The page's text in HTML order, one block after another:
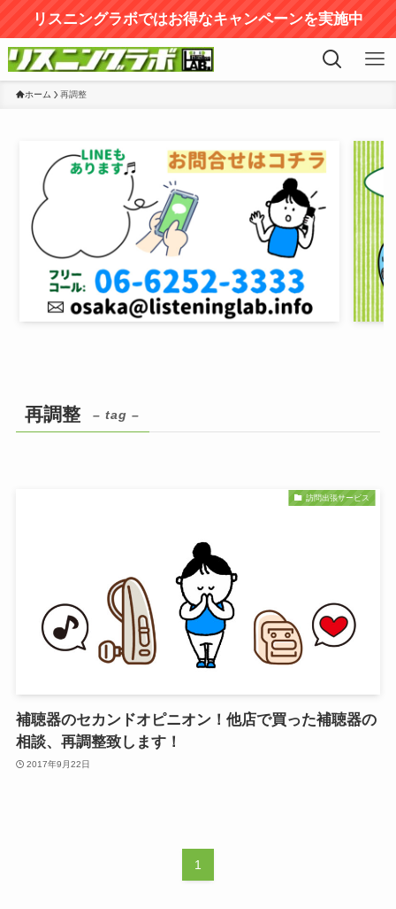
リスニングラボではお得なキャンペーンを実施中
ホーム 再調整
再調整 – tag –
訪問出張サービス
補聴器のセカンドオピニオン！他店で買った補聴器の
相談、再調整致します！
2017年9月22日
1